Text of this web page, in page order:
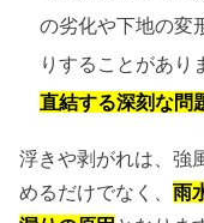
の劣化や下地の変
りすることがあり
直結する深刻な問
浮きや剥がれは、強
めるだけでなく、雨